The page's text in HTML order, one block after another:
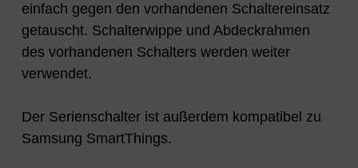
einfach gegen den vorhandenen Schaltereinsatz
getauscht. Schalterwippe und Abdeckrahmen
des vorhandenen Schalters werden weiter
verwendet.
Der Serienschalter ist außerdem kompatibel zu
Samsung SmartThings.